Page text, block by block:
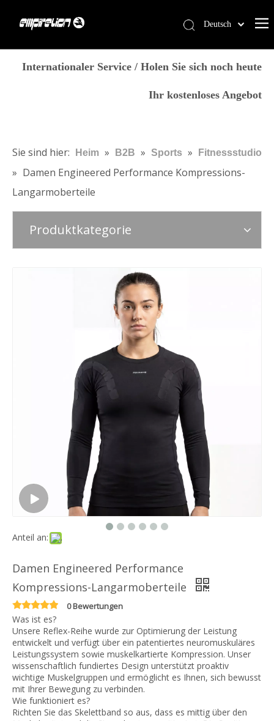
Blog
Kontaktiere uns
Speichern
Deutsch
简体中文
Français
Português
Italiano
Internationaler Service / Holen Sie sich noch heute
Ihr kostenloses Angebot
Sie sind hier: Heim » B2B » Sports » Fitnessstudio
» Damen Engineered Performance Kompressions-
Langarmoberteile
Produktkategorie
Anteil an:
Damen Engineered Performance
Kompressions-Langarmoberteile
0 Bewertungen
Was ist es?
Unsere Reflex-Reihe wurde zur Optimierung der Leistung
entwickelt und verfügt über ein patentiertes neuromuskuläres
Leistungssystem sowie muskelkartierte Kompression. Unser
wissenschaftlich fundiertes Design unterstützt proaktiv
wichtige Muskelgruppen und ermöglicht es Ihnen, sich bewusst
mit Ihrer Bewegung zu verbinden.
Wie funktioniert es?
Richten Sie das Skelettband so aus, dass es mittig über den